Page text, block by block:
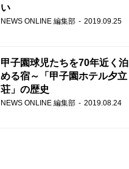
い
NEWS ONLINE 編集部 2019.09.25
甲子園球児たちを70年近く泊
める宿～「甲子園ホテル夕立
荘」の歴史
NEWS ONLINE 編集部 2019.08.24